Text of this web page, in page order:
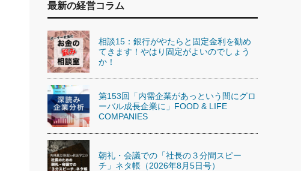
最新の経営コラム
相談15：銀行がやたらと固定金利を勧め
てきます！やはり固定がよいのでしょう
か！
第153回「内需企業があっという間にグロ
ーバル成長企業に」FOOD & LIFE
COMPANIES
朝礼・会議での「社長の３分間スピー
チ」ネタ帳（2026年8月5日号）